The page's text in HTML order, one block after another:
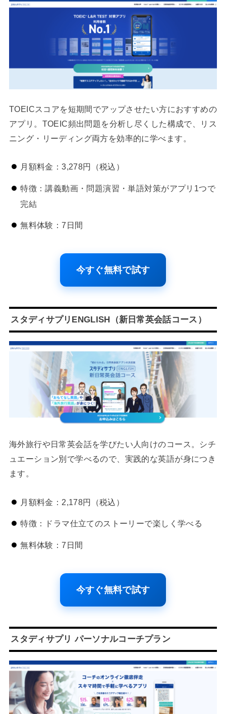
TOEICスコアを短期間でアップさせたい方におすすめの
アプリ。TOEIC頻出問題を分析し尽くした構成で、リス
ニング・リーディング両方を効率的に学べます。
月額料金：3,278円（税込）
特徴：講義動画・問題演習・単語対策がアプリ1つで
完結
無料体験：7日間
今すぐ無料で試す
スタディサプリENGLISH（新日常英会話コース）
海外旅行や日常英会話を学びたい人向けのコース。シチ
ュエーション別で学べるので、実践的な英語が身につき
ます。
月額料金：2,178円（税込）
特徴：ドラマ仕立てのストーリーで楽しく学べる
無料体験：7日間
今すぐ無料で試す
スタディサプリ パーソナルコーチプラン